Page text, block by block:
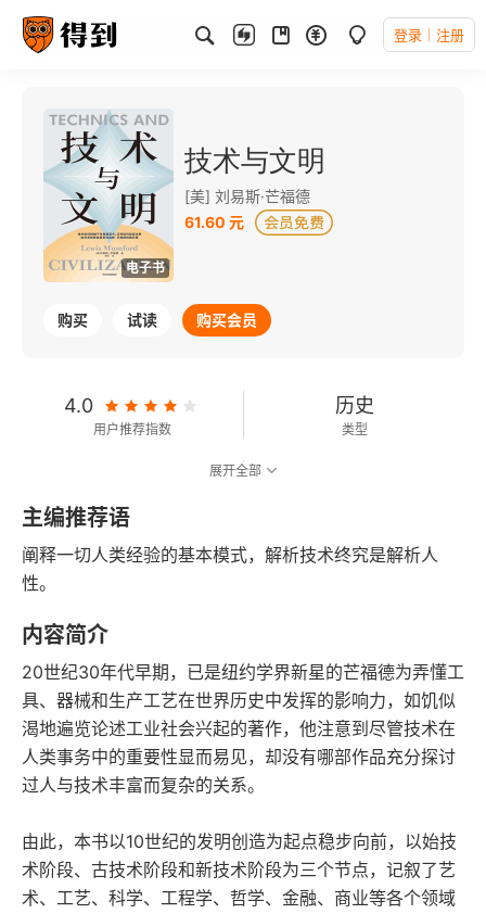
登录 注册
电子书
技术与文明
[美] 刘易斯·芒福德
61.60 元
购买 试读 购买会员
4.0
用户推荐指数
历史
类型
334千字
字数
2025-01-01
发行日期
展开全部
主编推荐语
阐释一切人类经验的基本模式，解析技术终究是解析人
性。
内容简介
20世纪30年代早期，已是纽约学界新星的芒福德为弄懂工
具、器械和生产工艺在世界历史中发挥的影响力，如饥似
渴地遍览论述工业社会兴起的著作，他注意到尽管技术在
人类事务中的重要性显而易见，却没有哪部作品充分探讨
过人与技术丰富而复杂的关系。
由此，本书以10世纪的发明创造为起点稳步向前，以始技
术阶段、古技术阶段和新技术阶段为三个节点，记叙了艺
术、工艺、科学、工程学、哲学、金融、商业等各个领域